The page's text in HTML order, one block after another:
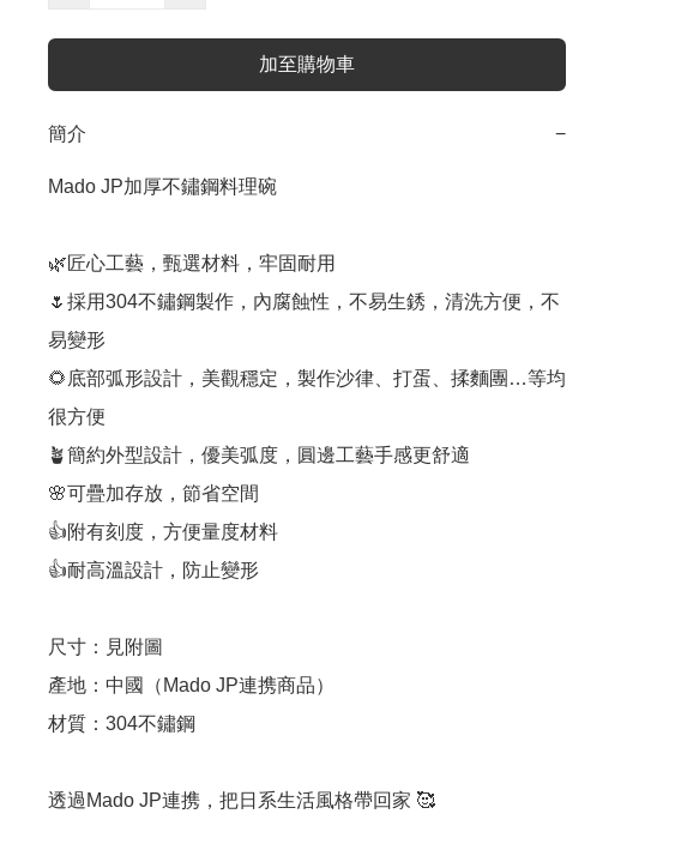
加至購物車
簡介 −
Mado JP加厚不鏽鋼料理碗
🌿匠心工藝，甄選材料，牢固耐用
🌷採用304不鏽鋼製作，內腐蝕性，不易生銹，清洗方便，不
易變形
🌻底部弧形設計，美觀穩定，製作沙律、打蛋、揉麵團…等均
很方便
🪴簡約外型設計，優美弧度，圓邊工藝手感更舒適
🌸可疊加存放，節省空間
👍附有刻度，方便量度材料
👍耐高溫設計，防止變形
尺寸：見附圖
產地：中國（Mado JP連携商品）
材質：304不鏽鋼
透過Mado JP連携，把日系生活風格帶回家 🥰